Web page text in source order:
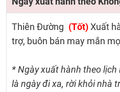
Thiên Đường (Tốt)Xuất
trợ, buôn bán may mắn
* Ngày xuất hành theo
là ngày đi xa, rời khỏi nhà